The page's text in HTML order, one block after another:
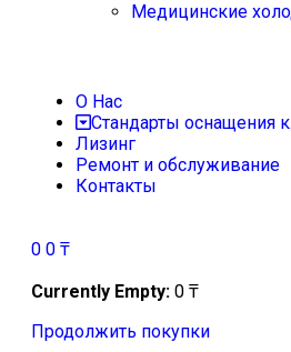
Медицинские
О Нас
Стандарты оснащения
Лизинг
Ремонт и обслуживание
Контакты
0 0 ₸
Currently Empty: 0 ₸
Продолжить покупки